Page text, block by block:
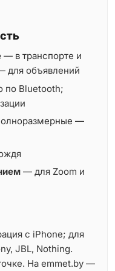
— в транспорте и
для объявлений
по Bluetooth;
—
— для Zoom и
с iPhone; для
JBL, Nothing.
На emmet.by —